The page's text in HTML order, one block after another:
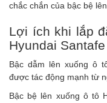
chắc chắn của bậc bệ
Lợi ích khi lắp
Hyundai Santafe
Bậc dẫm lên xuống ô
được tác động mạnh từ
Bậc bệ lên xuống ô tô